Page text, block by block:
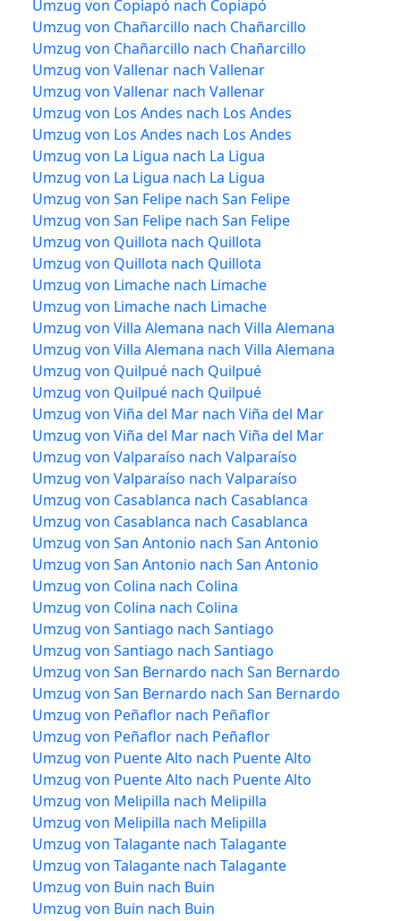
Umzug von Copiapó nach Copiapó
Umzug von Chañarcillo nach Chañarcillo
Umzug von Chañarcillo nach Chañarcillo
Umzug von Vallenar nach Vallenar
Umzug von Vallenar nach Vallenar
Umzug von Los Andes nach Los Andes
Umzug von Los Andes nach Los Andes
Umzug von La Ligua nach La Ligua
Umzug von La Ligua nach La Ligua
Umzug von San Felipe nach San Felipe
Umzug von San Felipe nach San Felipe
Umzug von Quillota nach Quillota
Umzug von Quillota nach Quillota
Umzug von Limache nach Limache
Umzug von Limache nach Limache
Umzug von Villa Alemana nach Villa Alemana
Umzug von Villa Alemana nach Villa Alemana
Umzug von Quilpué nach Quilpué
Umzug von Quilpué nach Quilpué
Umzug von Viña del Mar nach Viña del Mar
Umzug von Viña del Mar nach Viña del Mar
Umzug von Valparaíso nach Valparaíso
Umzug von Valparaíso nach Valparaíso
Umzug von Casablanca nach Casablanca
Umzug von Casablanca nach Casablanca
Umzug von San Antonio nach San Antonio
Umzug von San Antonio nach San Antonio
Umzug von Colina nach Colina
Umzug von Colina nach Colina
Umzug von Santiago nach Santiago
Umzug von Santiago nach Santiago
Umzug von San Bernardo nach San Bernardo
Umzug von San Bernardo nach San Bernardo
Umzug von Peñaflor nach Peñaflor
Umzug von Peñaflor nach Peñaflor
Umzug von Puente Alto nach Puente Alto
Umzug von Puente Alto nach Puente Alto
Umzug von Melipilla nach Melipilla
Umzug von Melipilla nach Melipilla
Umzug von Talagante nach Talagante
Umzug von Talagante nach Talagante
Umzug von Buin nach Buin
Umzug von Buin nach Buin